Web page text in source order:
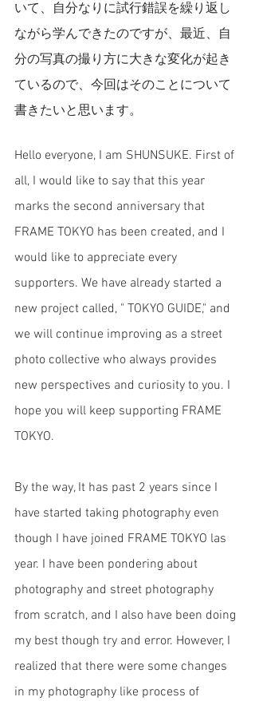
いて、自分なりに試行錯誤を繰り返し
ながら学んできたのですが、最近、自
分の写真の撮り方に大きな変化が起き
ているので、今回はそのことについて
書きたいと思います。
Hello everyone, I am SHUNSUKE. First of
all, I would like to say that this year
marks the second anniversary that
FRAME TOKYO has been created, and I
would like to appreciate every
supporters. We have already started a
new project called, " TOKYO GUIDE," and
we will continue improving as a street
photo collective who always provides
new perspectives and curiosity to you. I
hope you will keep supporting FRAME
TOKYO.
By the way, It has past 2 years since I
have started taking photography even
though I have joined FRAME TOKYO las
year. I have been pondering about
photography and street photography
from scratch, and I also have been doing
my best though try and error. However, I
realized that there were some changes
in my photography like process of